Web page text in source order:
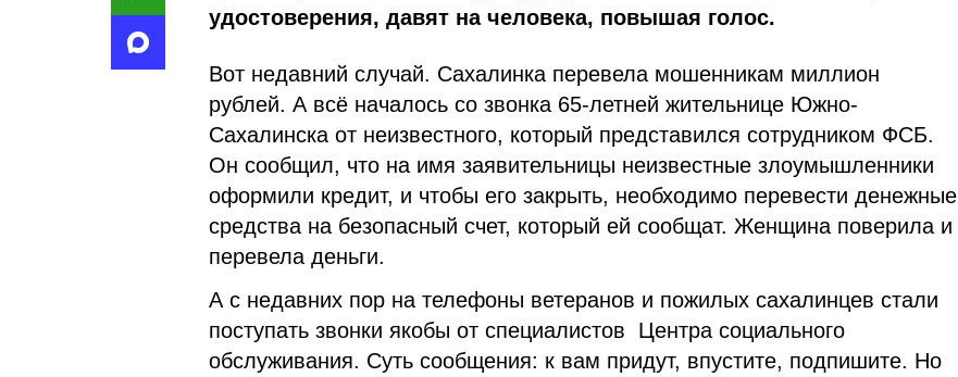
удостоверения, давят на человека, повышая голос.
Вот недавний случай. Сахалинка перевела мошенникам миллион
рублей. А всё началось со звонка 65-летней жительнице Южно-
Сахалинска от неизвестного, который представился сотрудником ФСБ.
Он сообщил, что на имя заявительницы неизвестные злоумышленники
оформили кредит, и чтобы его закрыть, необходимо перевести денежные
средства на безопасный счет, который ей сообщат. Женщина поверила и
перевела деньги.
А с недавних пор на телефоны ветеранов и пожилых сахалинцев стали
поступать звонки якобы от специалистов Центра социального
обслуживания. Суть сообщения: к вам придут, впустите, подпишите. Но